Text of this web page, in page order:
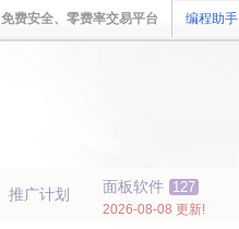
免费安全、零费率交易平台 编程助手
推广计划 面板软件 127
2026-08-08 更新!